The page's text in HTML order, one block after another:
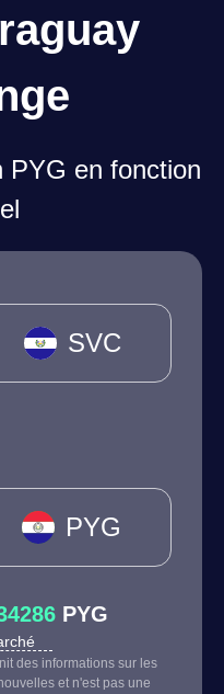
PYG en fonction
SVC
PYG
PYG
des informations sur les
et n'est pas une